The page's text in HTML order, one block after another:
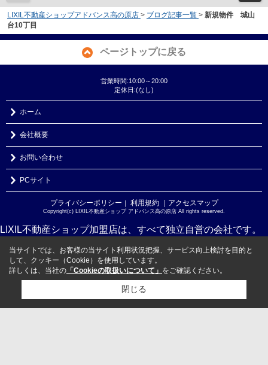
LIXIL不動産ショップアドバンス高の原店 > ブログ記事一覧 > 新規物件 城山
台10丁目
ページトップに戻る
営業時間:10:00～20:00
定休日:(なし)
ホーム
会社概要
お問い合わせ
PCサイト
プライバシーポリシー 利用規約 ｜アクセスマップ
Copyright(c) LIXIL不動産ショップ アドバンス高の原店 All rights reserved.
LIXIL不動産ショップ加盟店は、すべて独立自営の会社です。
当サイトでは、お客様の当サイト利用状況把握、サービス向上検討を目的と
して、クッキー（Cookie）を使用しています。
詳しくは、当社の 「Cookieの取扱いについて」 をご確認ください。
閉じる